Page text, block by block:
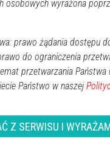
TEY i jeden z
przyczyniło się do
klubu Olympic Łyse,
się w życie i rozwój
ją koleżanki i
osobowych wyrażona
prawo żądania dostępu
do ograniczenia
przetwarzania
Państwo w naszej
Z SERWISU I